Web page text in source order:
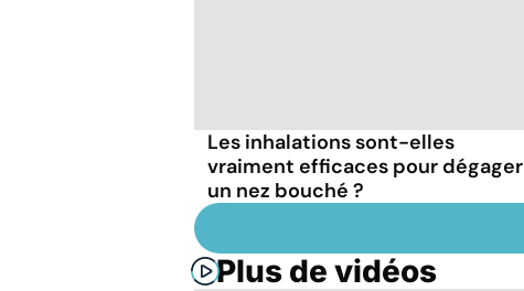
Les inhalations sont-elles
vraiment efficaces pour dégager
un nez bouché ?
Plus de vidéos